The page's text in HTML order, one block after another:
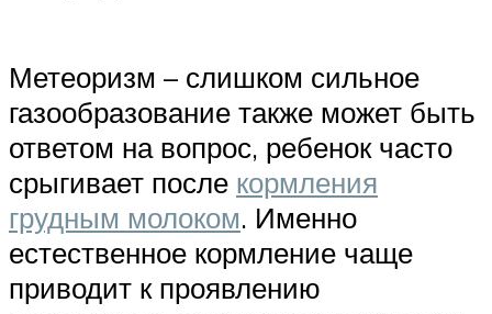
Метеоризм – слишком сильное
газообразование также может быть
ответом на вопрос, ребенок часто
срыгивает после кормления
грудным молоком. Именно
естественное кормление чаще
приводит к проявлению